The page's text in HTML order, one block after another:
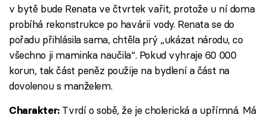
Sledujte nás
v bytě bude Renata ve čtvrtek vařit, protože u ní doma
probíhá rekonstrukce po havárii vody. Renata se do
pořadu přihlásila sama, chtěla prý „ukázat národu, co
všechno ji maminka naučila“. Pokud vyhraje 60 000
korun, tak část peněz použije na bydlení a část na
dovolenou s manželem.
Charakter:Tvrdí o sobě, že je cholerická a upřímná. Má